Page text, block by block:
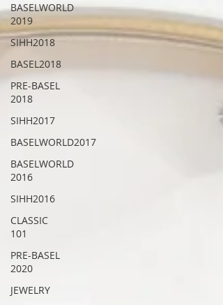
BASELWORLD
2019
SIHH2018
BASEL2018
PRE-BASEL
2018
SIHH2017
BASELWORLD2017
BASELWORLD
2016
SIHH2016
CLASSIC
101
PRE-BASEL
2020
JEWELRY